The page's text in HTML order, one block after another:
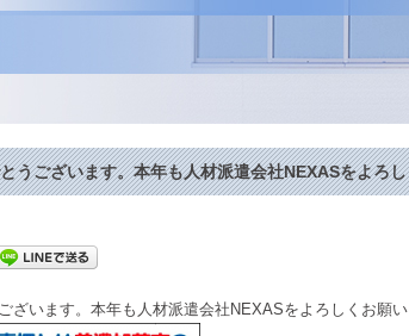
うございます。本年も人材派遣会社NEXASをよろ
ざいます。本年も人材派遣会社NEXASをよろしくお願い